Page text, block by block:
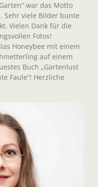
war das Motto
Sehr viele Bilder bunte
Vielen Dank für die
Fotos!
Honeybee mit einem
auf einem
Buch „Gartenlust
Faule“! Herzliche